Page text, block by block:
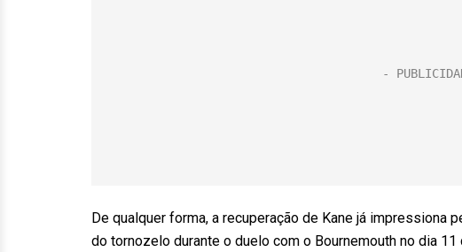
De qualquer forma, a recuperação de Kane já impressiona
do tornozelo durante o duelo com o Bournemouth no dia